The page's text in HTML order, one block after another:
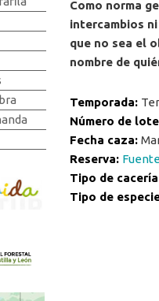
Como norma
intercambios
que no sea el
nombre de
Temporada:
Número de
Fecha caza:
Reserva:
Tipo de
Tipo de